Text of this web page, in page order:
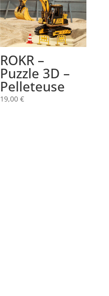
ROKR –
Puzzle 3D –
Pelleteuse
19,00€